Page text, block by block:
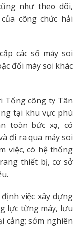
như theo dõi,
công chức hải
các số máy soi
đổi máy soi khác
Tổng công ty Tân
tại khu vực phù
toàn bức xạ, có
đi ra qua máy soi
việc, có hệ thống
thiết bị, cơ sở
việc xây dựng
lực từng máy, lưu
cảng; sớm nghiên